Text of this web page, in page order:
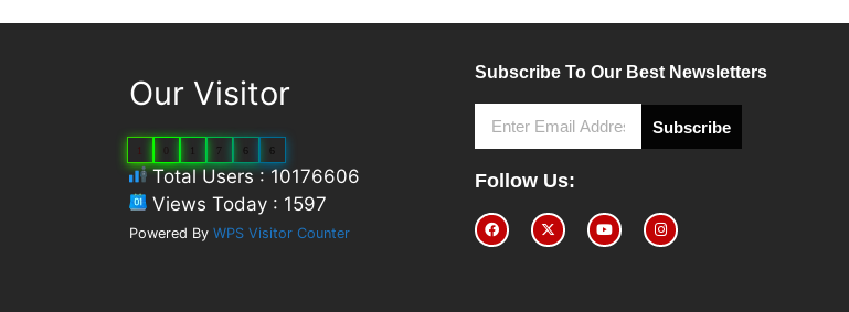
Our Visitor
1 1 7
Total Users : 10176606
Views Today : 1597
Powered By WPS Visitor Counter
Subscribe To Our Best Newsletters
Subscribe
Follow Us: